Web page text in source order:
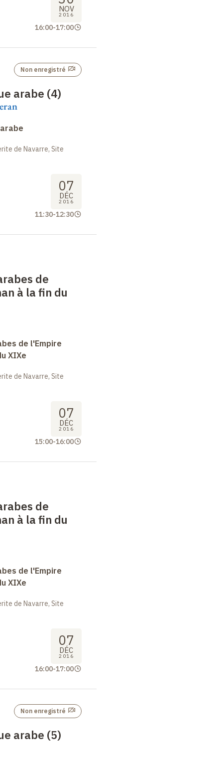
NOV
2016
16:00-17:00
arabe (4)
Non enregistré
de Navarre, Site
07
DÉC
2016
11:30-12:30
de
à la fin du
de l'Empire
XIXe
de Navarre, Site
07
DÉC
2016
15:00-16:00
de
à la fin du
de l'Empire
XIXe
de Navarre, Site
07
DÉC
2016
16:00-17:00
arabe (5)
Non enregistré